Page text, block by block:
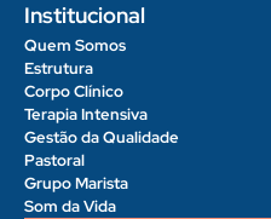
Institucional
Quem Somos
Estrutura
Corpo Clínico
Terapia Intensiva
Gestão da Qualidade
Pastoral
Grupo Marista
Som da Vida